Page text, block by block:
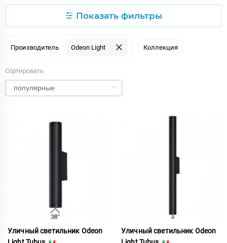
Показать фильтры
Производитель Odeon Light Коллекция
Сортировать
Уличный светильник Odeon
Уличный светильник Odeon